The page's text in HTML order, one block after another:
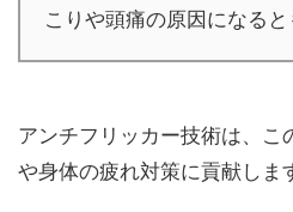
こりや頭痛の原因になると
アンチフリッカー技術は、こ
や身体の疲れ対策に貢献しま